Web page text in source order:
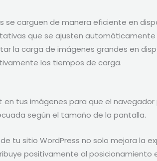
se carguen de manera eficiente en
que se ajusten
la carga de imágenes grandes en
los tiempos de carga.
en tus imágenes para que el navegador
según el tamaño de la pantalla.
tu sitio WordPress no solo mejora la
positivamente al posicionamiento